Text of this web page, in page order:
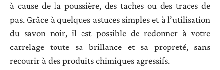
à cause de la poussière, des taches ou des traces de
pas. Grâce à quelques astuces simples et à l’utilisation
du savon noir, il est possible de redonner à votre
carrelage toute sa brillance et sa propreté, sans
recourir à des produits chimiques agressifs.